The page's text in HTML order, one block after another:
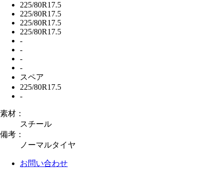
225/80R17.5
225/80R17.5
225/80R17.5
225/80R17.5
-
-
-
-
スペア
225/80R17.5
-
素材：
スチール
備考：
ノーマルタイヤ
お問い合わせ